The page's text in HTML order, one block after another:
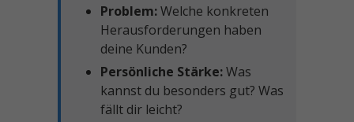
Problem:Welche konkreten
Herausforderungen haben
deine Kunden?
Persönliche Stärke:Was
kannst du besonders gut? Was
fällt dir leicht?